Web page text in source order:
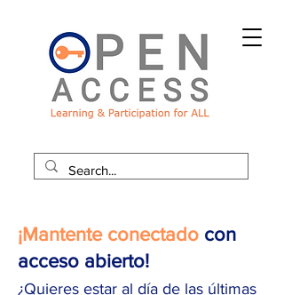
¡Mantente conectado con
acceso abierto!
¿Quieres estar al día de las últimas